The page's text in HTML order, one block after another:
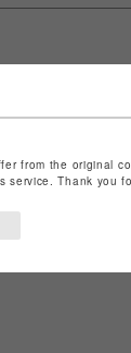
from the original
Thank you